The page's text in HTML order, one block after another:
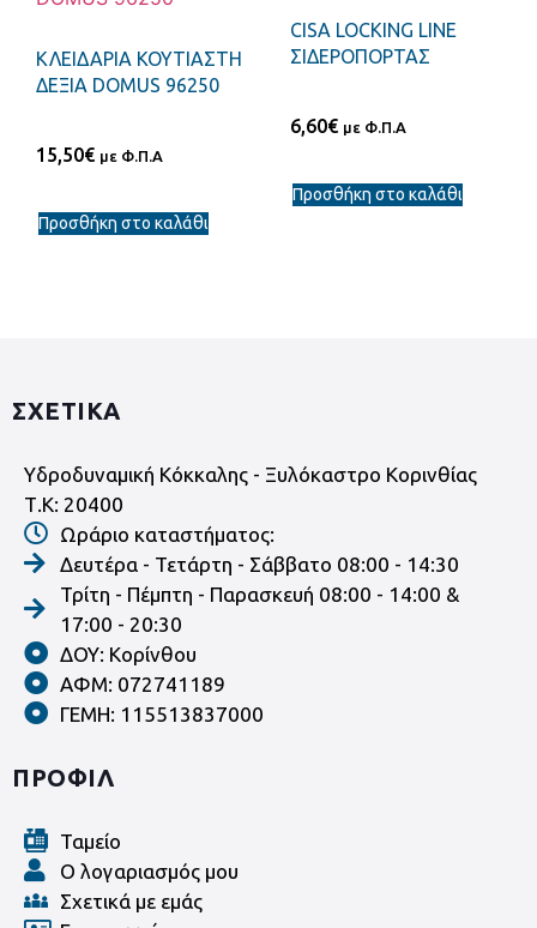
ΚΛΕΙΔΑΡΙΑ ΚΟΥΤΙΑΣΤΗ
ΔΕΞΙΑ DOMUS 96250
15,50€ με Φ.Π.Α
Προσθήκη στο καλάθι
CISA LOCKING LINE
ΣΙΔΕΡΟΠΟΡΤΑΣ
6,60€ με Φ.Π.Α
Προσθήκη στο καλάθι
ΣΧΕΤΙΚΑ
Υδροδυναμική Κόκκαλης - Ξυλόκαστρο Κορινθίας
Τ.Κ: 20400
Ωράριο καταστήματος:
Δευτέρα - Τετάρτη - Σάββατο 08:00 - 14:30
Τρίτη - Πέμπτη - Παρασκευή 08:00 - 14:00 &
17:00 - 20:30
ΔΟΥ: Κορίνθου
ΑΦΜ: 072741189
ΓΕΜΗ: 115513837000
ΠΡΟΦΙΛ
Ταμείο
Ο λογαριασμός μου
Σχετικά με εμάς